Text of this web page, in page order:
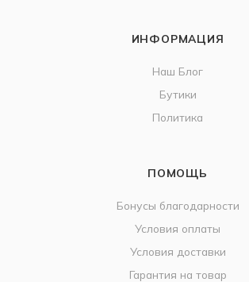
ИНФОРМАЦИЯ
Наш Блог
Бутики
Политика
ПОМОЩЬ
Бонусы благодарности
Условия оплаты
Условия доставки
Гарантия на товар